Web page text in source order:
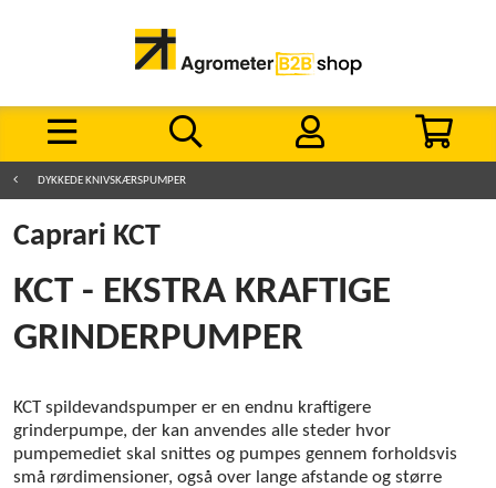
DYKKEDE KNIVSKÆRSPUMPER
Caprari KCT
KCT - EKSTRA KRAFTIGE
GRINDERPUMPER
KCT spildevandspumper er en endnu kraftigere
grinderpumpe, der kan anvendes alle steder hvor
pumpemediet skal snittes og pumpes gennem forholdsvis
små rørdimensioner, også over lange afstande og større